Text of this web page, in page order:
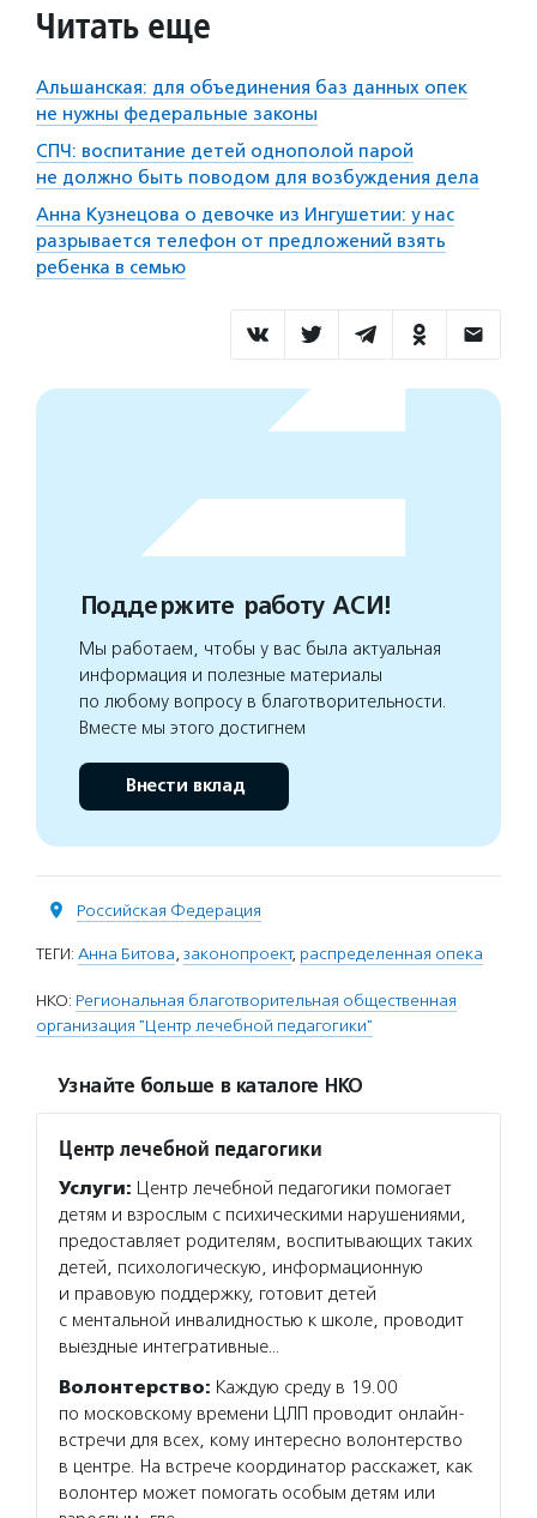
Читать еще
Альшанская: для объединения баз данных опек
не нужны федеральные законы
СПЧ: воспитание детей однополой парой
не должно быть поводом для возбуждения дела
Анна Кузнецова о девочке из Ингушетии: у нас
разрывается телефон от предложений взять
ребенка в семью
Поддержите работу АСИ!
Мы работаем, чтобы у вас была актуальная
информация и полезные материалы
по любому вопросу в благотворительности.
Вместе мы этого достигнем
Внести вклад
Российская Федерация
ТЕГИ: Анна Битова, законопроект, распределенная опека
НКО: Региональная благотворительная общественная
организация "Центр лечебной педагогики"
Узнайте больше в каталоге НКО
Центр лечебной педагогики
Услуги: Центр лечебной педагогики помогает
детям и взрослым с психическими нарушениями,
предоставляет родителям, воспитывающих таких
детей, психологическую, информационную
и правовую поддержку, готовит детей
с ментальной инвалидностью к школе, проводит
выездные интегративные…
Волонтерство: Каждую среду в 19.00
по московскому времени ЦЛП проводит онлайн-
встречи для всех, кому интересно волонтерство
в центре. На встрече координатор расскажет, как
волонтер может помогать особым детям или